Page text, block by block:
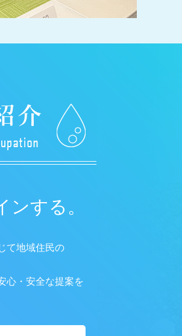
する。
て地域住民の
心・安全な提案を